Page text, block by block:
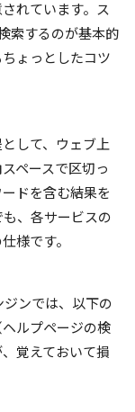
れています。ス
索するのが基本的
ょっとしたコツ
して、ウェブ上
ペースで区切っ
ドを含む結果を
、各サービスの
様です。
ジンでは、以下の
ルプページの検
覚えておいて損